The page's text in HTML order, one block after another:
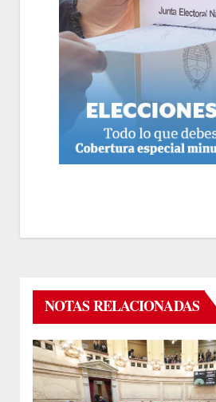
NOTAS RELACIONADAS